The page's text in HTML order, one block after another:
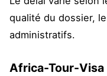
qualité du dossier,
administratifs.
Africa-Tour-Visa